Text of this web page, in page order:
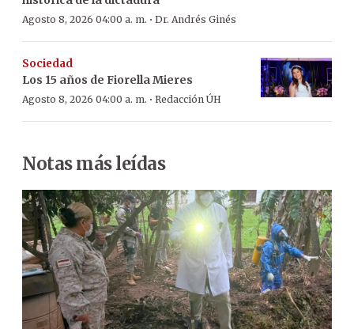
Agosto 8, 2026 04:00 a. m. · Dr. Andrés Ginés
Sociedad
Los 15 años de Fiorella Mieres
Agosto 8, 2026 04:00 a. m. · Redacción ÚH
Notas más leídas